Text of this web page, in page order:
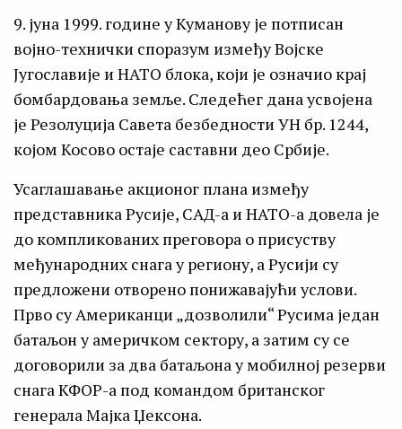
9. јуна 1999. године у Куманову је потписан
војно-технички споразум између Војске
Југославије и НАТО блока, који је означио крај
бомбардовања земље. Следећег дана усвојена
је Резолуција Савета безбедности УН бр. 1244,
којом Косово остаје саставни део Србије.
Усаглашавање акционог плана између
представника Русије, САД-а и НАТО-а довела је
до компликованих преговора о присуству
међународних снага у региону, а Русији су
предложени отворено понижавајући услови.
Прво су Американци „дозволили“ Русима један
батаљон у америчком сектору, а затим су се
договорили за два батаљона у мобилној резерви
снага КФОР-а под командом британског
генерала Мајка Џексона.